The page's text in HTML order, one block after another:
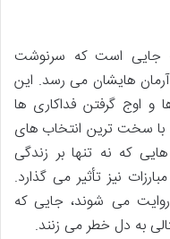
جایی است که سرنوشت
هایشان می رسد. این
و اوج گرفتن فداکاری ها
سخت ترین انتخاب های
که نه تنها بر زندگی
نیز تأثیر می گذارد.
می شوند، جایی که
به دل خطر می زنند.